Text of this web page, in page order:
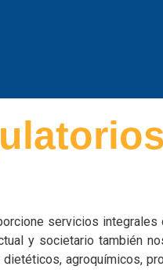
servicios
y societario también
agroquímicos,